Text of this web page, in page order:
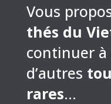
Vous
thés du
continuer
d’autres
rares…